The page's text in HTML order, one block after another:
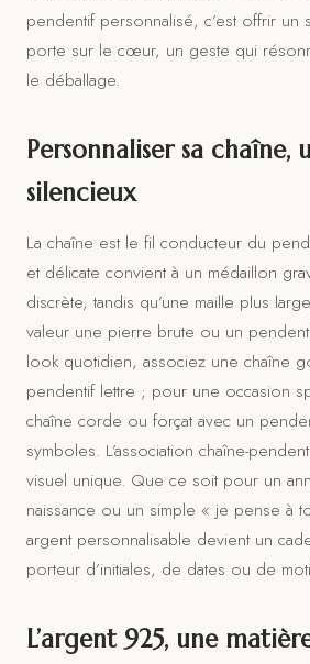
pendentif personnalisé, c’est offrir un
porte sur le cœur, un geste qui
le déballage.
Personnaliser sa chaîne,
silencieux
La chaîne est le fil conducteur du
et délicate convient à un médaillon
discrète, tandis qu’une maille plus
valeur une pierre brute ou un
look quotidien, associez une chaîne
pendentif lettre ; pour une occasion
chaîne corde ou forçat avec un
symboles. L’association chaîne-
visuel unique. Que ce soit pour un
naissance ou un simple « je pense à
argent personnalisable devient un
porteur d’initiales, de dates ou de
L’argent 925, une